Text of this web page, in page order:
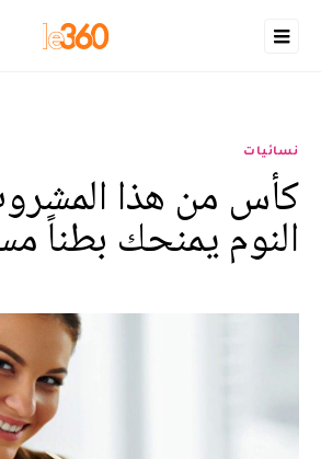
نسائيات
كأس من هذا
النوم يمنحك بطناً